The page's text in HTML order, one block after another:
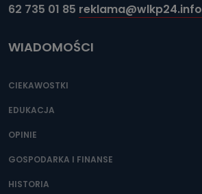
62 735 01 85 reklama@wlkp24.info
WIADOMOŚCI
CIEKAWOSTKI
EDUKACJA
OPINIE
GOSPODARKA I FINANSE
HISTORIA